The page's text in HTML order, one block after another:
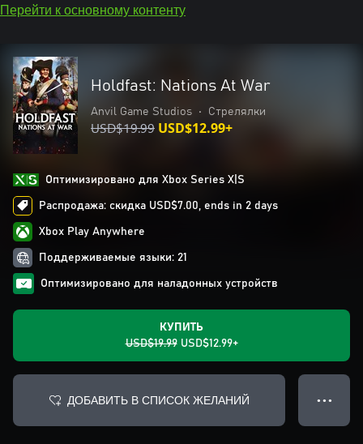
Перейти к основному контенту
Holdfast: Nations At War
Anvil Game Studios • Стрелялки
USD$19.99 USD$12.99+
Оптимизировано для Xbox Series X|S
Распродажа: скидка USD$7.00, ends in 2 days
Xbox Play Anywhere
Поддерживаемые языки: 21
Оптимизировано для наладонных устройств
КУПИТЬ
USD$19.99 USD$12.99+
ДОБАВИТЬ В СПИСОК ЖЕЛАНИЙ ● ● ●